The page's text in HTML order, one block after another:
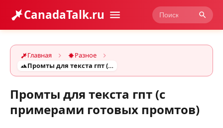
CanadaTalk.ru
Главная
Разное
Промты для текста гпт (с примерами готовых промтов)
Промты для текста гпт (с
примерами готовых промтов)